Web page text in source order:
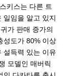
키스는 다른 트
일임을 알고 있지
가 판매 증가의
성도가 80% 이상
설득력 있는 이유
모델인 매버릭